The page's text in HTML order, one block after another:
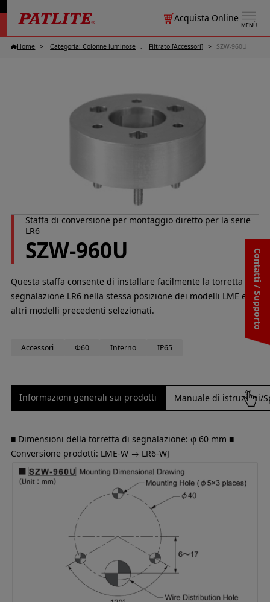
MENÙ
Acquista Online
Contatti / Supporto
Home Categoria: Colonne luminose Filtrato [Accessori] SZW-960U
Staffa di conversione per montaggio diretto per la serie
LR6
SZW-960U
Questa staffa consente di installare facilmente la torretta di
segnalazione LR6 nella stessa posizione dei modelli LME e di
altri modelli precedenti selezionati.
Accessori Φ60 Interno IP65
Informazioni generali sui prodotti Manuale di istruzioni/
■ Dimensioni della torretta di segnalazione: φ 60 mm ■
Conversione prodotti: LME-W → LR6-WJ